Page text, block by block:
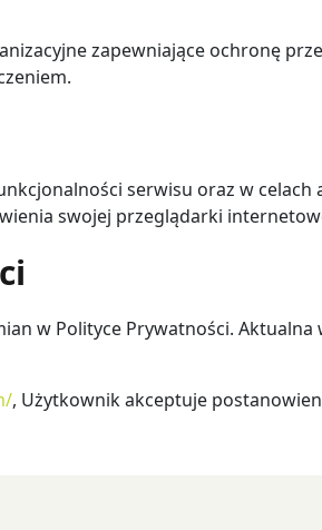
zapewniające ochronę
serwisu oraz w
swojej przeglądarki
w Polityce Prywatności.
, Użytkownik akceptuje